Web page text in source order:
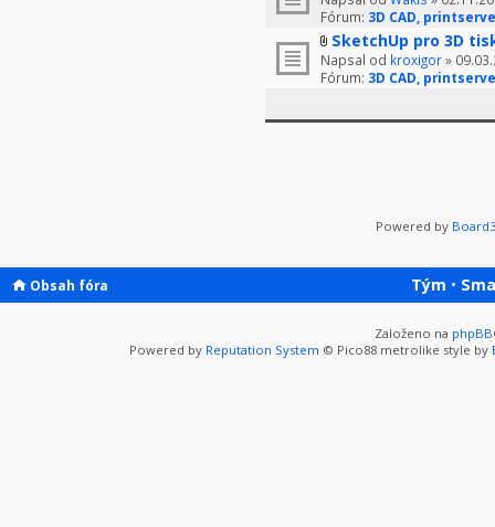
Fórum: 3D CAD,
SketchUp pro 3D
Napsal od kroxigor»
Fórum: 3D CAD,
Powered by
Obsah fóra Tým •
Založeno na phpBB
Powered by Reputation System © Pico88 metrolike style by